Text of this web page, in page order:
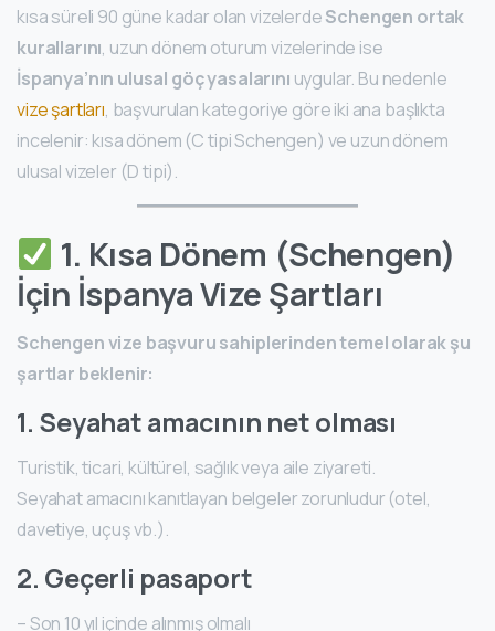
kısa süreli 90 güne kadar olan vizelerdeSchengen ortak
kurallarını, uzun dönem oturum vizelerinde ise
İspanya’nın ulusal göç yasalarını uygular. Bu nedenle
vize şartları, başvurulan kategoriye göre iki ana başlıkta
incelenir: kısa dönem (C tipi Schengen) ve uzun dönem
ulusal vizeler (D tipi).
1. Kısa Dönem (Schengen)
İçin İspanya Vize Şartları
Schengen vize başvuru sahiplerinden temel olarak şu
şartlar beklenir:
1. Seyahat amacının net olması
Turistik, ticari, kültürel, sağlık veya aile ziyareti.
Seyahat amacını kanıtlayan belgeler zorunludur (otel,
davetiye, uçuş vb.).
2. Geçerli pasaport
– Son 10 yıl içinde alınmış olmalı